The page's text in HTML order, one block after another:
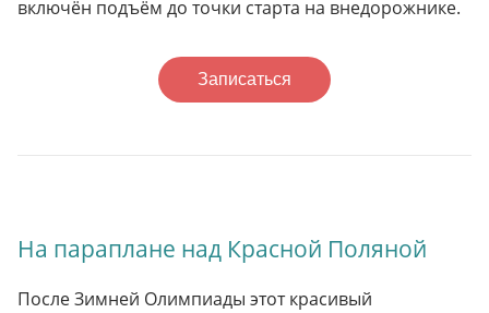
включён подъём до точки старта на внедорожнике.
Записаться
На параплане над Красной Поляной
После Зимней Олимпиады этот красивый